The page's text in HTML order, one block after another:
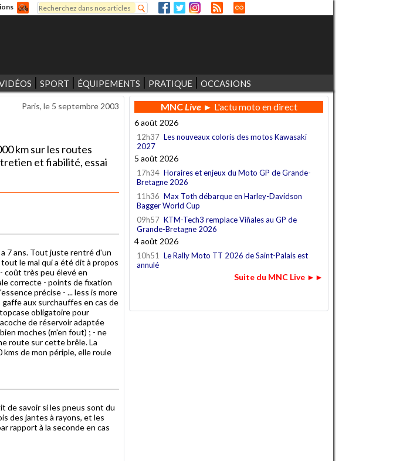
Formulaire de recherche
Rechercher
SPORT ÉQUIPEMENTS PRATIQUE OCCASIONS
Paris, le 5 septembre 2003
km sur les routes
et fiabilité, essai
7 ans. Tout juste rentré d'un
le mal qui a été dit à propos
coût très peu élevé en
correcte - points de fixation
précise - ... less is more
aux surchauffes en cas de
obligatoire pour
de réservoir adaptée
moches (m'en fout) ; - ne
route sur cette brêle. La
de mon périple, elle roule
de savoir si les pneus sont du
des jantes à rayons, et les
rapport à la seconde en cas
MNCLive► L'actu moto en direct
6 août 2026
12h37 Les nouveaux coloris des motos Kawasaki
2027
5 août 2026
17h34 Horaires et enjeux du Moto GP de Grande-
Bretagne 2026
11h36 Max Toth débarque en Harley-Davidson
Bagger World Cup
09h57 KTM-Tech3 remplace Viñales au GP de
Grande-Bretagne 2026
4 août 2026
10h51
Le Rally Moto TT 2026 de Saint-Palais est
annulé
Suite du MNC Live ►►